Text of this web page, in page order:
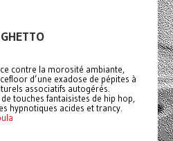
contre la morosité ambiante,
d’une exadose de pépites à
associatifs autogérés.
touches fantaisistes de hip hop,
hypnotiques acides et trancy.